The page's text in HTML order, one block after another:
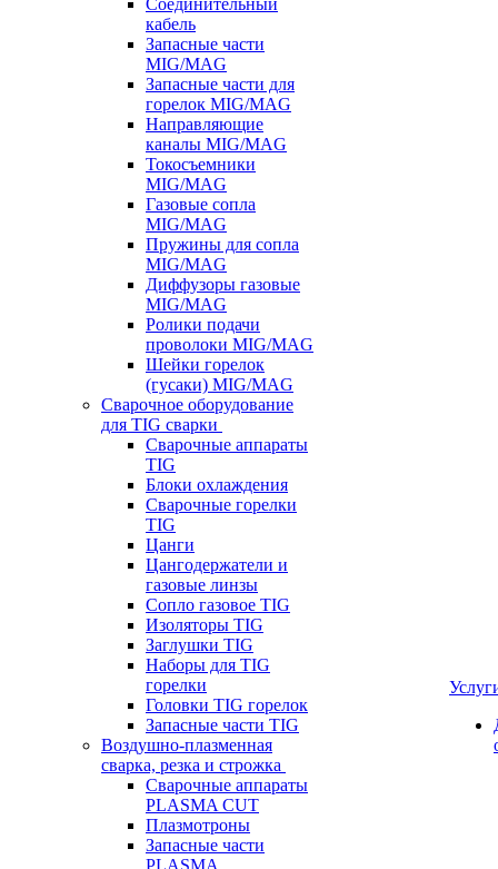
Соединительный
кабель
Запасные части
MIG/MAG
Запасные части для
горелок MIG/MAG
Направляющие
каналы MIG/MAG
Токосъемники
MIG/MAG
Газовые сопла
MIG/MAG
Пружины для сопла
MIG/MAG
Диффузоры газовые
MIG/MAG
Ролики подачи
проволоки MIG/MAG
Шейки горелок
(гусаки) MIG/MAG
Сварочное оборудование
для TIG сварки
Сварочные аппараты
TIG
Блоки охлаждения
Сварочные горелки
TIG
Цанги
Цангодержатели и
газовые линзы
Сопло газовое TIG
Изоляторы TIG
Заглушки TIG
Наборы для TIG
горелки
Головки TIG горелок
Запасные части TIG
Воздушно-плазменная
сварка, резка и строжка
Сварочные аппараты
PLASMA CUT
Плазмотроны
Запасные части
PLASMA